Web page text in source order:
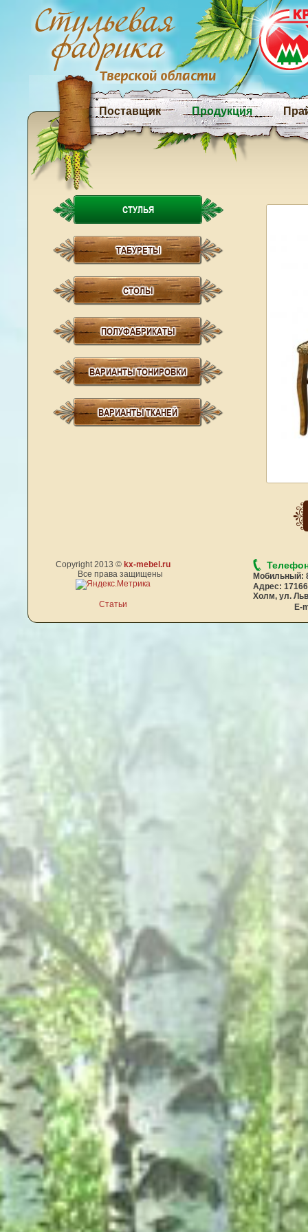
Поставщик Продукция
СТУЛЬЯ
ТАБУРЕТЫ
СТОЛЫ
ПОЛУФАБРИКАТЫ
ВАРИАНТЫ ТОНИРОВКИ
ВАРИАНТЫ ТКАНЕЙ
Copyright 2013 © kx-mebel.ru
Все права защищены
Статьи
Мобильный:
Адрес:
Холм, ул.
E-